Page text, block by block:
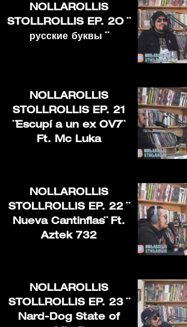
NOLLAROLLIS
STOLLROLLIS EP. 2O ¨
русские буквы ¨
NOLLAROLLIS
STOLLROLLIS EP. 21
¨Escupí a un ex OV7¨
Ft. Mc Luka
NOLLAROLLIS
STOLLROLLIS EP. 22 ¨
Nueva Cantinflas¨ Ft.
Aztek 732
NOLLAROLLIS
STOLLROLLIS EP. 23 ¨
Nard-Dog State of